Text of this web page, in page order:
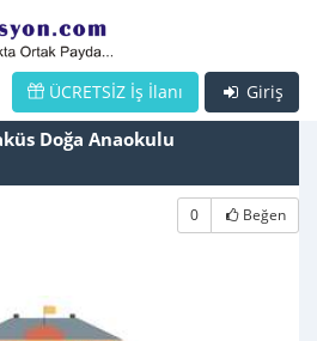
Giriş
ÜCRETSİZ İş İlanı
Doğa Anaokulu
0 Beğen